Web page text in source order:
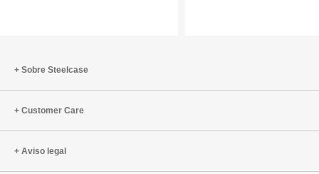
Sobre Steelcase
Customer Care
Aviso legal